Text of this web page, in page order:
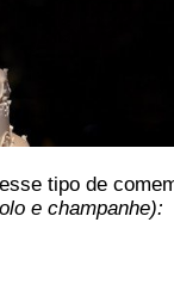
tipo de
e champanhe):